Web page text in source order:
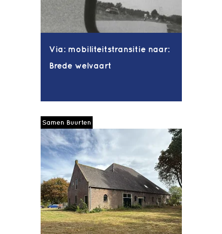
Via: mobiliteitstransitie naar:
Brede welvaart
Samen Buurten